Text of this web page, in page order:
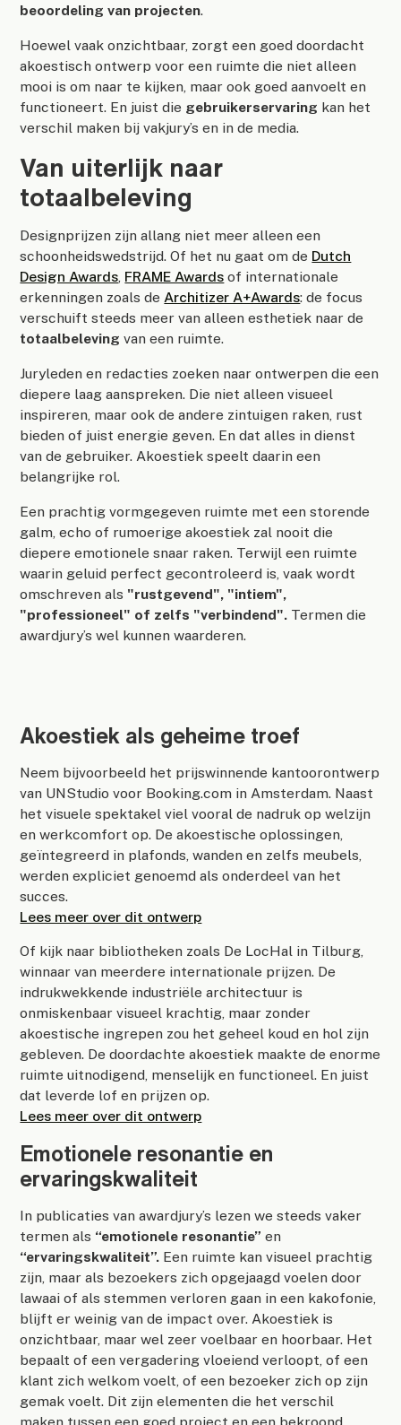
beoordeling van projecten.
Hoewel vaak onzichtbaar, zorgt een goed doordacht
akoestisch ontwerp voor een ruimte die niet alleen
mooi is om naar te kijken, maar ook goed aanvoelt en
functioneert. En juist die gebruikerservaring kan het
verschil maken bij vakjury’s en in de media.
Van uiterlijk naar
totaalbeleving
Designprijzen zijn allang niet meer alleen een
schoonheidswedstrijd. Of het nu gaat om de Dutch
Design Awards, FRAME Awards of internationale
erkenningen zoals deArchitizer A+Awards: de focus
verschuift steeds meer van alleen esthetiek naar de
totaalbeleving van een ruimte.
Juryleden en redacties zoeken naar ontwerpen die een
diepere laag aanspreken. Die niet alleen visueel
inspireren, maar ook de andere zintuigen raken, rust
bieden of juist energie geven. En dat alles in dienst
van de gebruiker. Akoestiek speelt daarin een
belangrijke rol.
Een prachtig vormgegeven ruimte met een storende
galm, echo of rumoerige akoestiek zal nooit die
diepere emotionele snaar raken. Terwijl een ruimte
waarin geluid perfect gecontroleerd is, vaak wordt
omschreven als "rustgevend", "intiem",
"professioneel" of zelfs "verbindend". Termen die
awardjury’s wel kunnen waarderen.
Akoestiek als geheime troef
Neem bijvoorbeeld het prijswinnende kantoorontwerp
van UNStudio voor Booking.com in Amsterdam. Naast
het visuele spektakel viel vooral de nadruk op welzijn
en werkcomfort op. De akoestische oplossingen,
geïntegreerd in plafonds, wanden en zelfs meubels,
werden expliciet genoemd als onderdeel van het
succes.
Lees meer over dit ontwerp
Of kijk naar bibliotheken zoals De LocHal in Tilburg,
winnaar van meerdere internationale prijzen. De
indrukwekkende industriële architectuur is
onmiskenbaar visueel krachtig, maar zonder
akoestische ingrepen zou het geheel koud en hol zijn
gebleven. De doordachte akoestiek maakte de enorme
ruimte uitnodigend, menselijk en functioneel. En juist
dat leverde lof en prijzen op.
Lees meer over dit ontwerp
Emotionele resonantie en
ervaringskwaliteit
In publicaties van awardjury’s lezen we steeds vaker
termen als “emotionele resonantie” en
“ervaringskwaliteit”. Een ruimte kan visueel prachtig
zijn, maar als bezoekers zich opgejaagd voelen door
lawaai of als stemmen verloren gaan in een kakofonie,
blijft er weinig van de impact over. Akoestiek is
onzichtbaar, maar wel zeer voelbaar en hoorbaar. Het
bepaalt of een vergadering vloeiend verloopt, of een
klant zich welkom voelt, of een bezoeker zich op zijn
gemak voelt. Dit zijn elementen die het verschil